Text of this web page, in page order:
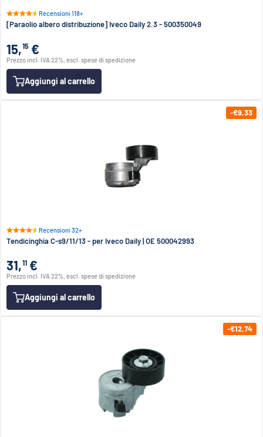
Recensioni 118+
[Paraolio albero distribuzione] Iveco Daily 2.3 - 500350049
15,15 €
Prezzo incl. IVA 22%, escl. spese di spedizione
Aggiungi al carrello
-€9,33
Recensioni 32+
Tendicinghia C-s9/11/13 - per Iveco Daily | OE 500042993
31,11 €
Prezzo incl. IVA 22%, escl. spese di spedizione
Aggiungi al carrello
-€12,74